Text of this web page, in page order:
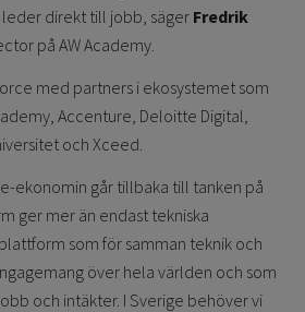
direkt till jobb, säger Fredrik
på AW Academy.
med partners i ekosystemet som
Accenture, Deloitte Digital,
och Xceed.
ekonomin går tillbaka till tanken på
ger mer än endast tekniska
som för samman teknik och
över hela världen och som
och intäkter. I Sverige behöver vi